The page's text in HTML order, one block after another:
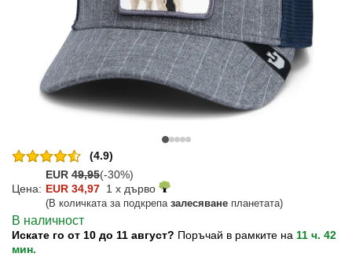
(4.9)
EUR 49,95(-30%)
Цена: EUR 34,97 1 x дърво
(В количката за подкрепа залесяване планетата)
В наличност
Искате го от 10 до 11 август? Поръчай в рамките на 11 ч. 42
мин.